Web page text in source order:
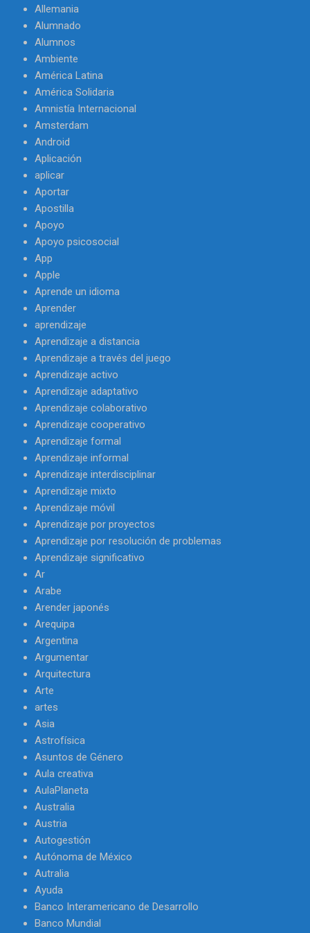
Allemania
Alumnado
Alumnos
Ambiente
América Latina
América Solidaria
Amnistía Internacional
Amsterdam
Android
Aplicación
aplicar
Aportar
Apostilla
Apoyo
Apoyo psicosocial
App
Apple
Aprende un idioma
Aprender
aprendizaje
Aprendizaje a distancia
Aprendizaje a través del juego
Aprendizaje activo
Aprendizaje adaptativo
Aprendizaje colaborativo
Aprendizaje cooperativo
Aprendizaje formal
Aprendizaje informal
Aprendizaje interdisciplinar
Aprendizaje mixto
Aprendizaje móvil
Aprendizaje por proyectos
Aprendizaje por resolución de problemas
Aprendizaje significativo
Ar
Arabe
Arender japonés
Arequipa
Argentina
Argumentar
Arquitectura
Arte
artes
Asia
Astrofísica
Asuntos de Género
Aula creativa
AulaPlaneta
Australia
Austria
Autogestión
Autónoma de México
Autralia
Ayuda
Banco Interamericano de Desarrollo
Banco Mundial